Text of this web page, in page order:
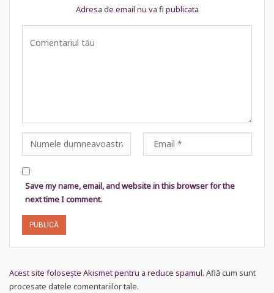
Adresa de email nu va fi publicata
Save my name, email, and website in this browser for the
next time I comment.
Acest site folosește Akismet pentru a reduce spamul. Află cum sunt
procesate datele comentariilor tale.